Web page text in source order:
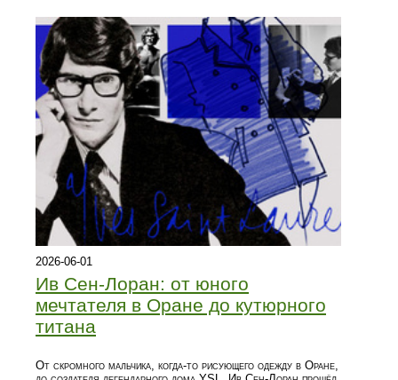
2026-06-01
Ив Сен-Лоран: от юного
мечтателя в Оране до кутюрного
титана
От скромного мальчика, когда‑то рисующего одежду в Оране,